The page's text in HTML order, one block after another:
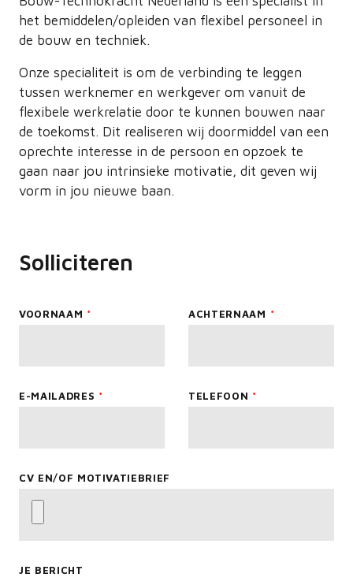
het bemiddelen/opleiden van flexibel personeel in
de bouw en techniek.
Onze specialiteit is om de verbinding te leggen
tussen werknemer en werkgever om vanuit de
flexibele werkrelatie door te kunnen bouwen naar
de toekomst. Dit realiseren wij doormiddel van een
oprechte interesse in de persoon en opzoek te
gaan naar jou intrinsieke motivatie, dit geven wij
vorm in jou nieuwe baan.
Solliciteren
this
VOORNAAM ACHTERNAAM
E-MAILADRES TELEFOON
CV EN/OF MOTIVATIEBRIEF
JE BERICHT